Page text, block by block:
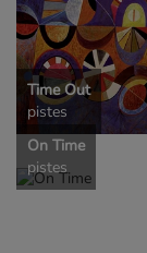
Time Out
pistes
On Time
pistes